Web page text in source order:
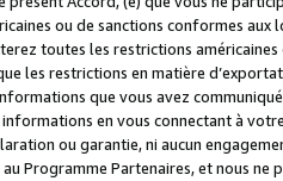
ou de sanctions conformes
toutes les restrictions
les restrictions en matière
que vous avez
en vous connectant à
ou garantie, ni aucun
Programme Partenaires, et nous